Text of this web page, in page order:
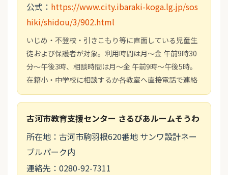
公式： https://www.city.ibaraki-koga.lg.jp/sos
hiki/shidou/3/902.html
いじめ・不登校・引きこもり等に直面している児童生
徒および保護者が対象。利用時間は月～金 午前9時30
分～午後3時、相談時間は月～金 午前9時～午後5時。
在籍小・中学校に相談するか各教室へ直接電話で連絡
古河市教育支援センター さるびあルームそうわ
所在地：古河市駒羽根620番地 サンワ設計ネー
ブルパーク内
連絡先：0280-92-7311